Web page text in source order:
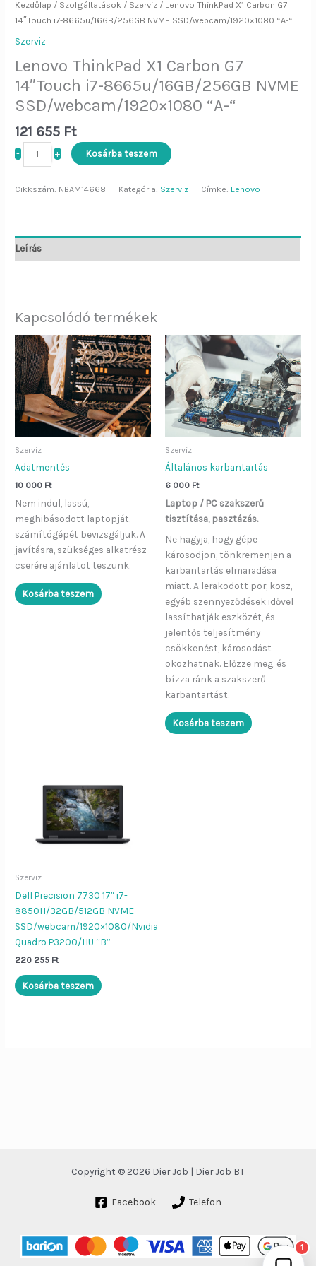
Kezdőlap / Szolgáltatások / Szerviz / Lenovo ThinkPad X1 Carbon G7
14″Touch i7-8665u/16GB/256GB NVME SSD/webcam/1920×1080 “A-“
Szerviz
Lenovo ThinkPad X1 Carbon G7
14″Touch i7-8665u/16GB/256GB NVME
SSD/webcam/1920×1080 “A-“
121 655 Ft
- + Kosárba teszem
Cikkszám: NBAM14668 Kategória: Szerviz Címke: Lenovo
Leírás
Kapcsolódó termékek
Szerviz
Adatmentés
10 000 Ft
Nem indul, lassú,
meghibásodott laptopját,
számítógépét bevizsgáljuk. A
javításra, szükséges alkatrész
cserére ajánlatot teszünk.
Kosárba teszem
Szerviz
Általános karbantartás
6 000 Ft
Laptop / PC szakszerű
tisztítása, pasztázás.
Ne hagyja, hogy gépe
károsodjon, tönkremenjen a
karbantartás elmaradása
miatt. A lerakodott por, kosz,
egyéb szennyeződések idővel
lassíthatják eszközét, és
jelentős teljesítmény
csökkenést, károsodást
okozhatnak. Előzze meg, és
bízza ránk a szakszerű
karbantartást.
Kosárba teszem
Szerviz
Dell Precision 7730 17″ i7-
8850H/32GB/512GB NVME
SSD/webcam/1920×1080/Nvidia
Quadro P3200/HU “B”
220 255 Ft
Kosárba teszem
Copyright © 2026 Dier Job | Dier Job BT
Facebook Telefon
1
Dier Job asszisztens
„Lenovo L570”), vagy kérdezd:
„Nyitvatartás”, „ÁSZF”, „Adatvédelem”.